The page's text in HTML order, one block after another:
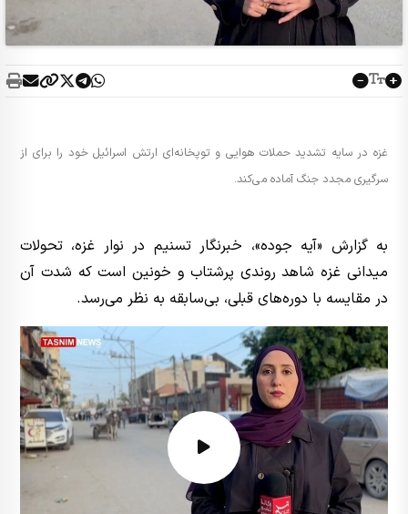
غزه در سایه تشدید حملات هوایی و توپخانه‌ای ارتش اسرائیل خود را برای از
سرگیری مجدد جنگ آماده می‌کند.
به گزارش «آیه جوده»، خبرنگار تسنیم در نوار غزه، تحولات
میدانی غزه شاهد روندی پرشتاب و خونین است که شدت آن
در مقایسه با دوره‌های قبلی، بی‌سابقه به نظر می‌رسد.